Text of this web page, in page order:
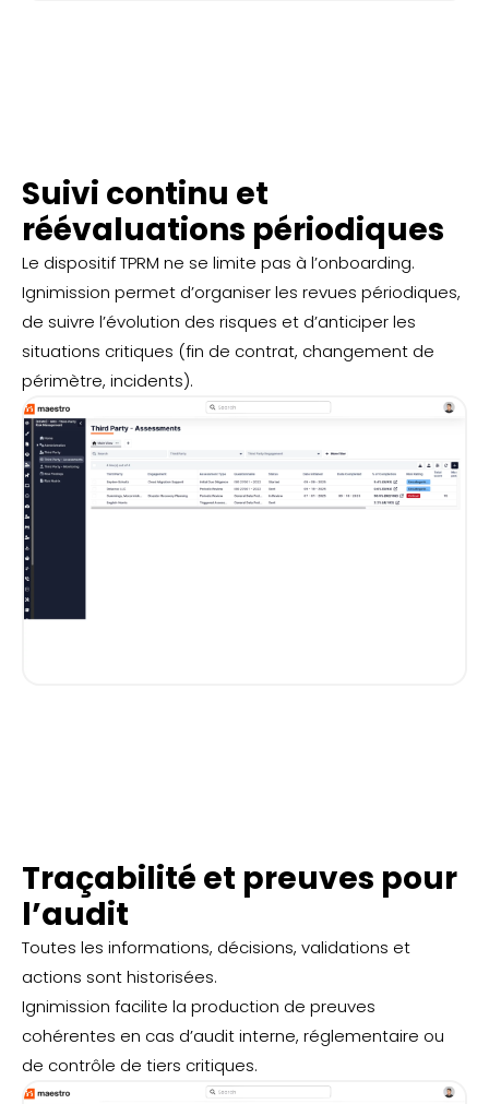
Suivi continu et
réévaluations périodiques
Le dispositif TPRM ne se limite pas à l’onboarding.
Ignimission permet d’organiser les revues périodiques,
de suivre l’évolution des risques et d’anticiper les
situations critiques (fin de contrat, changement de
périmètre, incidents).
Traçabilité et preuves pour
l’audit
Toutes les informations, décisions, validations et
actions sont historisées.
Ignimission facilite la production de preuves
cohérentes en cas d’audit interne, réglementaire ou
de contrôle de tiers critiques.